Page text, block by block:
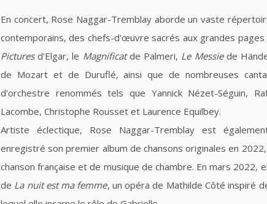
En concert, Rose Naggar-Tremblay aborde un vaste
contemporains, des chefs-d'œuvre sacrés aux grandes
Picturesd'Elgar, le Magnificatde Palmeri, Le Messiede
de Mozart et de Duruflé, ainsi que de nombreuses
d'orchestre renommés tels que Yannick Nézet-Séguin,
Lacombe, Christophe Rousset et Laurence Equilbey.
Artiste éclectique, Rose Naggar-Tremblay est
enregistré son premier album de chansons originales en
chanson française et de musique de chambre. En mars
de La nuit est ma femme, un opéra de Mathilde Côté inspiré